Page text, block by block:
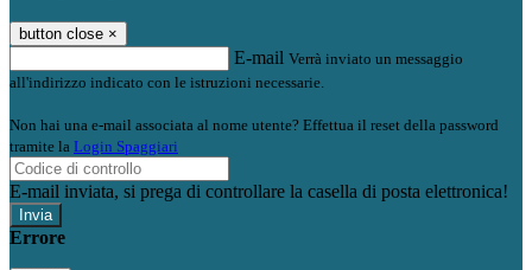
button close ×
E-mail Verrà inviato un messaggio
all'indirizzo indicato con le istruzioni necessarie.
Non hai una e-mail associata al nome utente? Effettua il reset della password
tramite la Login Spaggiari
E-mail inviata, si prega di controllare la casella di posta elettronica!
Errore